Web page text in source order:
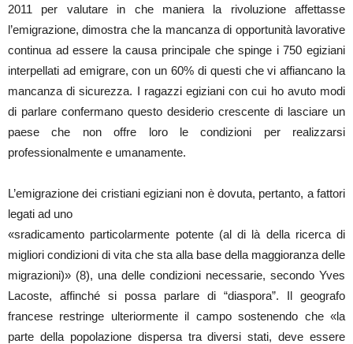
2011 per valutare in che maniera la rivoluzione affettasse
l’emigrazione, dimostra che la mancanza di opportunità lavorative
continua ad essere la causa principale che spinge i 750 egiziani
interpellati ad emigrare, con un 60% di questi che vi affiancano la
mancanza di sicurezza. I ragazzi egiziani con cui ho avuto modi
di parlare confermano questo desiderio crescente di lasciare un
paese che non offre loro le condizioni per realizzarsi
professionalmente e umanamente.
L’emigrazione dei cristiani egiziani non è dovuta, pertanto, a fattori
legati ad uno
«sradicamento particolarmente potente (al di là della ricerca di
migliori condizioni di vita che sta alla base della maggioranza delle
migrazioni)» (8), una delle condizioni necessarie, secondo Yves
Lacoste, affinché si possa parlare di “diaspora”. Il geografo
francese restringe ulteriormente il campo sostenendo che «la
parte della popolazione dispersa tra diversi stati, deve essere